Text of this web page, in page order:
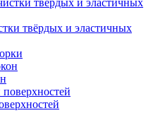
твёрдых и эластичных